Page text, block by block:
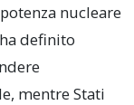
nucleare
definito
mentre Stati